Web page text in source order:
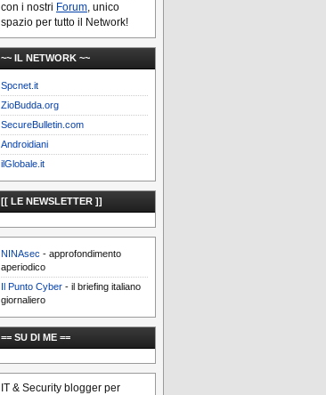
con i nostri Forum, unico
spazio per tutto il Network!
~~ IL NETWORK ~~
Spcnet.it
ZioBudda.org
SecureBulletin.com
Androidiani
ilGlobale.it
[[ LE NEWSLETTER ]]
NINAsec - approfondimento
aperiodico
Il Punto Cyber - il briefing italiano
giornaliero
== SU DI ME ==
IT & Security blogger per